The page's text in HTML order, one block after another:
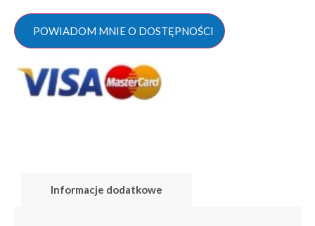
POWIADOM MNIE O DOSTĘPNOŚCI
Informacje dodatkowe